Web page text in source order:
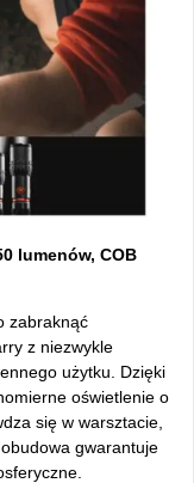
lumenów, COB
zabraknąć
z niezwykle
użytku. Dzięki
oświetlenie o
się w warsztacie,
gwarantuje